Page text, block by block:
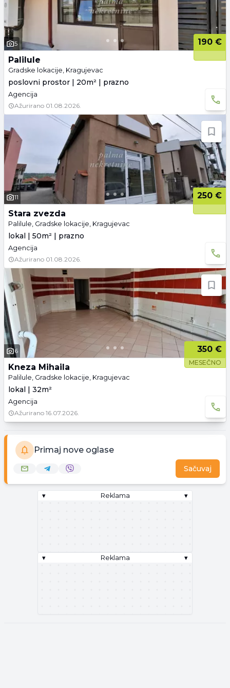
5
190 €
Palilule
Gradske lokacije, Kragujevac
poslovni prostor | 20m² | prazno
Agencija
Ažurirano 01.08.2026.
11
250 €
Stara zvezda
Palilule, Gradske lokacije, Kragujevac
lokal | 50m² | prazno
Agencija
Ažurirano 01.08.2026.
6 350 €
MESEČNO
Kneza Mihaila
Palilule, Gradske lokacije, Kragujevac
lokal | 32m²
Agencija
Ažurirano 16.07.2026.
Primaj nove oglase
Sačuvaj
▾ Reklama ▾
▾ Reklama ▾